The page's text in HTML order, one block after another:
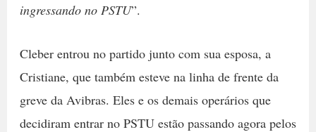
ingressando no PSTU”.
Cleber entrou no partido junto com sua esposa, a
Cristiane, que também esteve na linha de frente da
greve da Avibras. Eles e os demais operários que
decidiram entrar no PSTU estão passando agora pelos